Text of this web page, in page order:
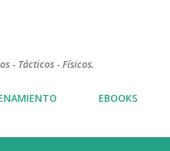
- Tácticos - Físicos.
EBOOKS